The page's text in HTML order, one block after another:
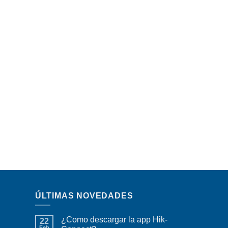
ÚLTIMAS NOVEDADES
22
¿Como descargar la app Hik-